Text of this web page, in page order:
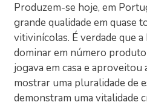
Produzem-se hoje, em
grande qualidade em quase
vitivinícolas. É verdade que
dominar em número
jogava em casa e
mostrar uma pluralidade de
demonstram uma vitalidade